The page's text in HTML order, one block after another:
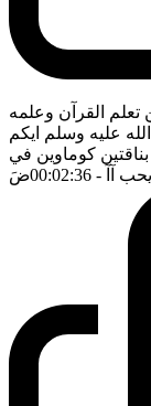
القرآن وعلمه
عليه وسلم ايكم
كوماوين في
آآ - 00:02:36 ضَ